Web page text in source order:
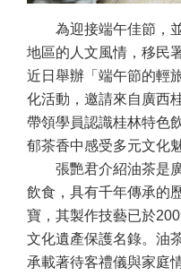
為迎接端午佳節，並
地區的人文風情，移民
近日舉辦「端午節的輕
化活動，邀請來自廣西
帶領學員認識桂林特色
郁茶香中感受多元文化魅
張艷君介紹油茶是廣
飲食，具有千年傳承的
寶，其製作技藝已於
文化遺產保護名錄。油
承載著待客禮儀與家庭